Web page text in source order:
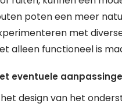
poten een meer
met
alleen functioneel is
eventuele
het design van het